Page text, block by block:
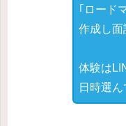
｢ロード
作成し面
体験は
日時選ん